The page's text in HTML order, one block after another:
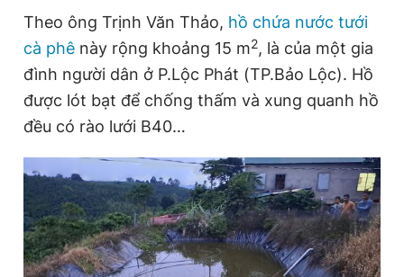
Theo ông Trịnh Văn Thảo, hồ chứa nước tưới
cà phê này rộng khoảng 15 m2, là của một gia
đình người dân ở P.Lộc Phát (TP.Bảo Lộc). Hồ
được lót bạt để chống thấm và xung quanh hồ
đều có rào lưới B40…